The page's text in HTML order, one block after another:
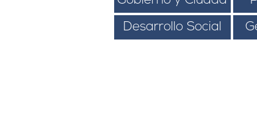
Desarrollo Social